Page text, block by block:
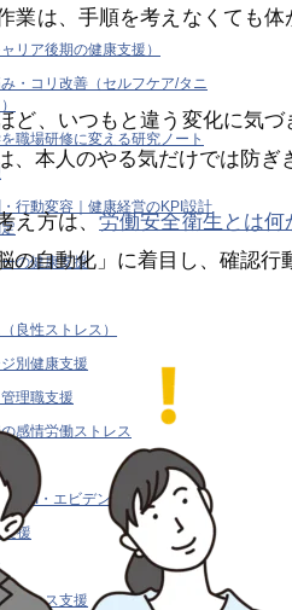
業は、手順を考えなくても
ど、いつもと違う変化に気
、本人のやる気だけでは防ぎ
え方は、労働安全衛生とは何
の自動化」に着目し、確認
リア後期の健康支援）
・コリ改善（セルフケア/タニ
職場研修に変える研究ノート
行動変容｜健康経営のKPI設計
の健康支援
良性ストレス）
別健康支援
理職支援
感情労働ストレス
KPI・エビデンス
援
トレス支援